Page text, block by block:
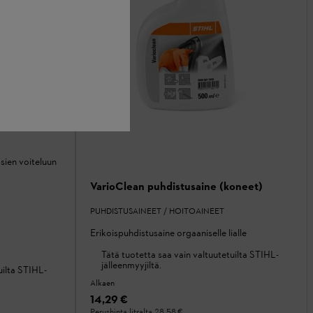
voiteluun
STIHL-
VarioClean puhdistusaine (koneet)
PUHDISTUSAINEET / HOITOAINEET
Erikoispuhdistusaine orgaaniselle lialle
Tätä tuotetta saa vain valtuutetuilta STIHL-
jälleenmyyjiltä.
Alkaen
14,29 €